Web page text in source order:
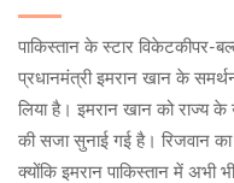
पाकिस्तान के स्टार विकेटकीपर-
प्रधानमंत्री इमरान खान के
लिया है। इमरान खान को राज्य
की सजा सुनाई गई है। रिजवान
क्योंकि इमरान पाकिस्तान में अभी